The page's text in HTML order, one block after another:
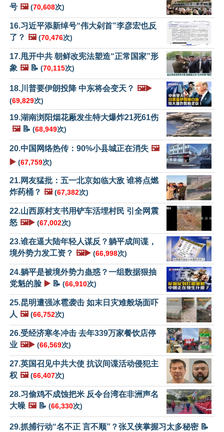
号 🖼️ (70,608次)
16.习近平添新绰号“伟大剁首”李彦宏也反
了？ 🖼️ (70,476次)
17.甩开中共 朝鲜改宪法塑造“正常国家”形
象 🖼️📝 (70,115次)
18.川普要伊朗投降 中东将会变天？ 🖼️▶️
(69,829次)
19.湖南浏阳烟花厰发生特大爆炸21死61伤
🖼️📝 (68,949次)
20.中国网络热传：90%小县城正在消失 🖼️
▶️ (67,759次)
21.网友猛批：五一北京如临大敌 谁将点燃
炸药桶？ 🖼️ (67,382次)
22.山西原村支书用铲车活埋村民 引全网震
怒 🖼️▶️ (67,002次)
23.谁在逼大陆年轻人谋反？躺平成间谍，
境外势力发工资？ 🖼️▶️ (66,998次)
24.躺平是被境外势力蛊惑？一组数据狠抽
党魁的脸 ▶️ 📝 (66,910次)
25.昆明遭强冰雹袭击 如末日灾难般场面吓
人 🖼️ (66,752次)
26.受经济寒冬冲击 去年339万家餐饮店停
业 🖼️▶️ (66,569次)
27.英国召见中共大使 抗议间谍活动侵犯主
权 🖼️ (66,407次)
28.习偷鸡不成蚀把米 反令台湾在非洲声名
大噪 🖼️📝 (66,330次)
29.抓捕行动“名不正 言不顺”？张又侠掌握习太多秘密 📝